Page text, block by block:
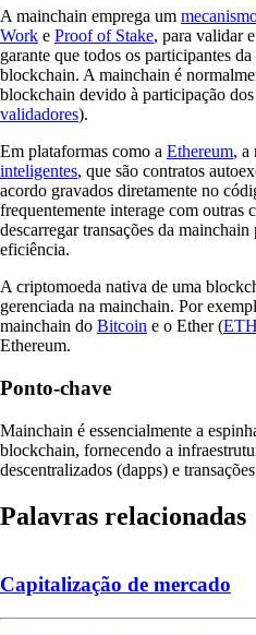
A mainchain emprega um
Work e Proof of Stake, para validar
garante que todos os participantes
blockchain. A mainchain é
blockchain devido à participação dos
validadores).
Em plataformas como a Ethereum, a
inteligentes, que são contratos
acordo gravados diretamente no
frequentemente interage com outras
descarregar transações da mainchain
eficiência.
A criptomoeda nativa de uma
gerenciada na mainchain. Por
mainchain do Bitcoin e o Ether (ETH
Ethereum.
Ponto-chave
Mainchain é essencialmente a
blockchain, fornecendo a
descentralizados (dapps) e
Palavras relacionadas
Capitalização de mercado